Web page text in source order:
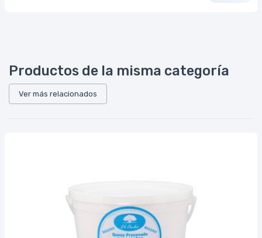
Productos de la misma categoría
Ver más relacionados